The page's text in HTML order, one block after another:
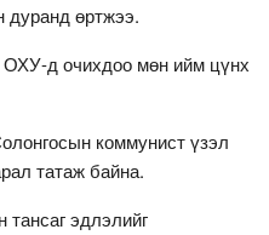
дуранд өртжээ.
ОХУ-д очихдоо мөн ийм цүнх
коммунист үзэл
татаж байна.
эдлэлийг